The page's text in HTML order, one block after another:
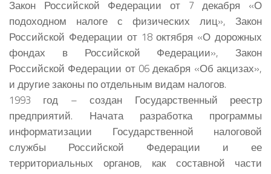
Закон Российской Федерации от 7 декабря «О
подоходном налоге с физических лиц», Закон
Российской Федерации от 18 октября «О дорожных
фондах в Российской Федерации», Закон
Российской Федерации от 06 декабря «Об акцизах»,
и другие законы по отдельным видам налогов.
1993 год – создан Государственный реестр
предприятий. Начата разработка программы
информатизации Государственной налоговой
службы Российской Федерации и ее
территориальных органов, как составной части